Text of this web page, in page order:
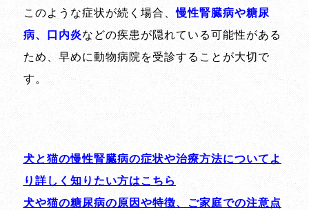
このような症状が続く場合、慢性腎臓病や糖尿
病、口内炎などの疾患が隠れている可能性がある
ため、早めに動物病院を受診することが大切で
す。
犬と猫の慢性腎臓病の症状や治療方法についてよ
り詳しく知りたい方はこちら
犬や猫の糖尿病の原因や特徴、ご家庭での注意点